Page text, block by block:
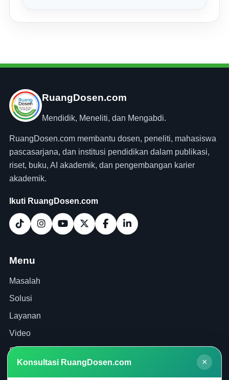
RuangDosen.com
Mendidik, Meneliti, dan Mengabdi.
RuangDosen.com membantu dosen, peneliti, mahasiswa
pascasarjana, dan institusi pendidikan dalam publikasi,
riset, buku, AI akademik, dan pengembangan karier
akademik.
Ikuti RuangDosen.com
Menu
Masalah
Solusi
Layanan
Video
Shop
Artikel
Konsultasi RuangDosen.com ×